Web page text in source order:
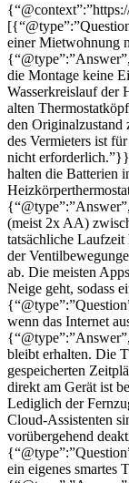
einer Mietwohnung
die Montage keine
Wasserkreislauf der
alten
den Originalzustand
des Vermieters ist
nicht
halten die Batterien
(meist 2x AA)
tatsächliche
der
ab. Die meisten
Neige geht, sodass
wenn das Internet
bleibt erhalten. Die
gespeicherten
direkt am Gerät ist
Lediglich der
Cloud-Assistenten
vorübergehend
ein eigenes smartes